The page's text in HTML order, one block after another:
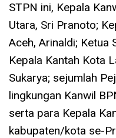
STPN ini, Kepala
Utara, Sri Pranoto;
Aceh, Arinaldi; Ketua
Kepala Kantah Kota
Sukarya; sejumlah
lingkungan Kanwil
serta para Kepala
kabupaten/kota se-